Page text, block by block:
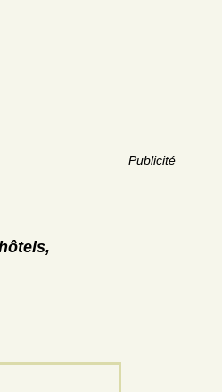
Publicité